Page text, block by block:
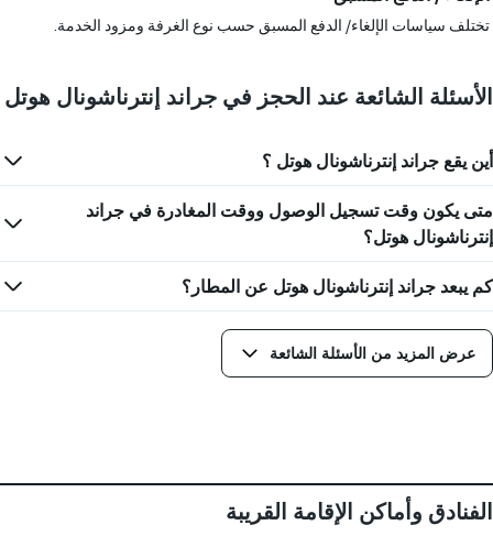
تختلف سياسات الإلغاء/ الدفع المسبق حسب نوع الغرفة ومزود الخدمة.
الأسئلة الشائعة عند الحجز في جراند إنترناشونال هوتل
أين يقع جراند إنترناشونال هوتل ؟
متى يكون وقت تسجيل الوصول ووقت المغادرة في جراند
إنترناشونال هوتل؟
كم يبعد جراند إنترناشونال هوتل عن المطار؟
عرض المزيد من الأسئلة الشائعة
الفنادق وأماكن الإقامة القريبة